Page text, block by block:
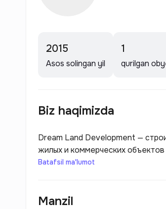
2015
Asos solingan yil
1
qurilgan
Biz haqimizda
Dream Land Development —
жилых и коммерческих
известен своими проектами,
инфраструктурой, которая
Batafsil ma'lumot
Manzil